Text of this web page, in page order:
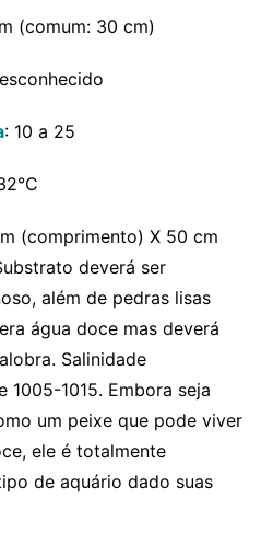
(comum: 30 cm)
: 10 a 25
(comprimento) X 50 cm
deverá ser
além de pedras lisas
água doce mas deverá
Salinidade
1005-1015. Embora seja
um peixe que pode viver
ele é totalmente
de aquário dado suas